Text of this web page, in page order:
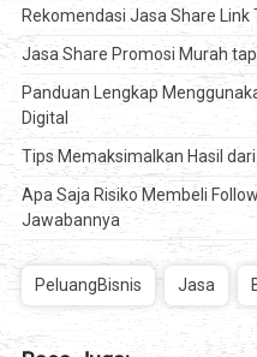
Rekomendasi Jasa Share Link
Jasa Share Promosi Murah
Panduan Lengkap
Digital
Tips Memaksimalkan Hasil
Apa Saja Risiko Membeli
Jawabannya
PeluangBisnis Jasa